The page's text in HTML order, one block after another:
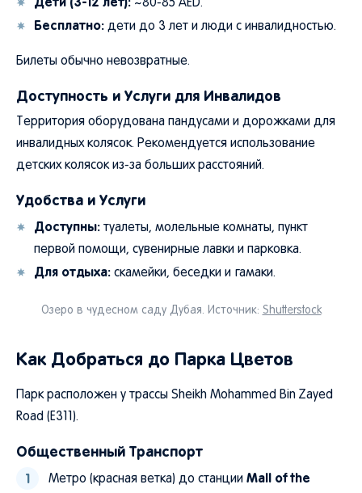
~80-85 AED.
Бесплатно: дети до 3 лет и люди с инвалидностью.
Билеты обычно невозвратные.
Доступность и Услуги для Инвалидов
Территория оборудована пандусами и дорожками для
инвалидных колясок. Рекомендуется использование
детских колясок из-за больших расстояний.
Удобства и Услуги
Доступны: туалеты, молельные комнаты, пункт
первой помощи, сувенирные лавки и парковка.
Для отдыха: скамейки, беседки и гамаки.
Озеро в чудесном саду Дубая. Источник: Shutterstock
Как Добраться до Парка Цветов
Парк расположен у трассы Sheikh Mohammed Bin Zayed
Road (E311).
Общественный Транспорт
Метро (красная ветка) до станции Mall of the